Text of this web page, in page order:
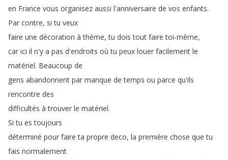
en France vous organisez aussi l'anniversaire de vos enfants.
Par contre, si tu veux
faire une décoration à thème,tu dois tout faire toi-même,
car ici il n'y a pas d'endroits où tu peux louer facilement le
matériel. Beaucoup de
gens abandonnent par manque de temps ou parce qu'ils
rencontre des
difficultés à trouver le matériel.
Si tu es toujours
déterminé pour faire ta propre deco, la première chose que tu
fais normalement